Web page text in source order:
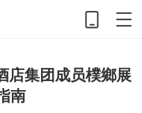
店集团成员樸鄉展
南